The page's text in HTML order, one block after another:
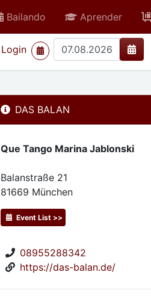
Bailando Aprender
Login
>
DAS BALAN
Que Tango Marina Jablonski
Balanstraße 21
81669 München
Event List >>
08955288342
https://das-balan.de/